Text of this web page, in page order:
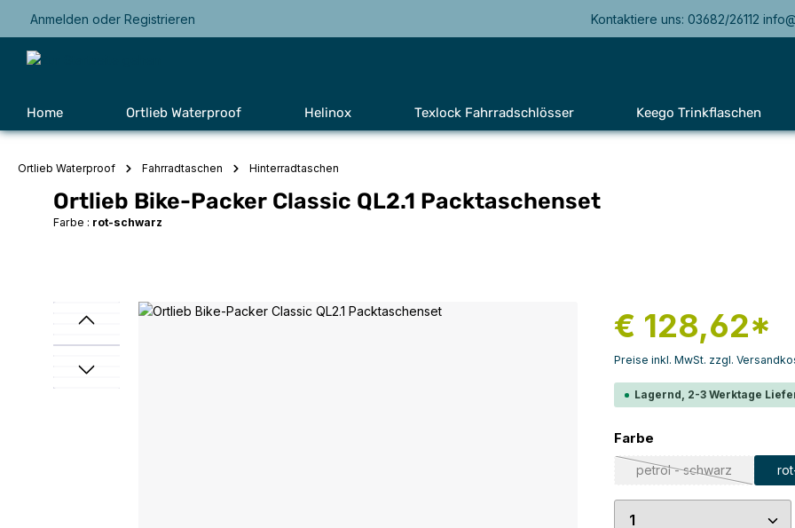
Hauptnavigation springen
Anmelden oder Registrieren Kontaktiere uns: 03682/26112
Home Ortlieb Waterproof Helinox Texlock Fahrradschlösser Keego Trinkflaschen
Ortlieb Waterproof Fahrradtaschen Hinterradtaschen
Ortlieb Bike-Packer Classic QL2.1 Packtaschenset
Farbe : rot-schwarz
Bildergalerie überspringen € 128,62*
Preise inkl. MwSt. zzgl.
Lagernd, 2-3 Werktage
Farbe
petrol - schwarz
(Diese Option ist
Produkt Anzahl: